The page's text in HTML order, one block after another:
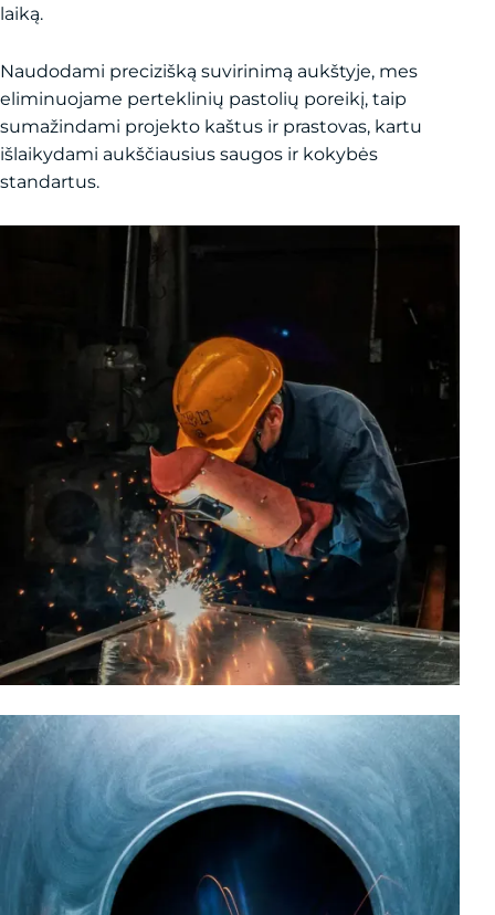
laiką.
Naudodami precizišką suvirinimą aukštyje, mes
eliminuojame perteklinių pastolių poreikį, taip
sumažindami projekto kaštus ir prastovas, kartu
išlaikydami aukščiausius saugos ir kokybės
standartus.